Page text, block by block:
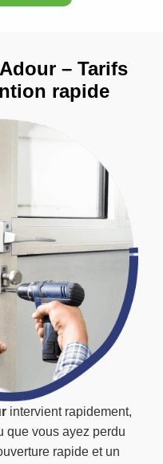
intervient rapidement,
que vous ayez perdu
rapide et un
– Tarifs
rapide